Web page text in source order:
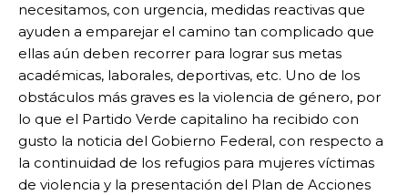
necesitamos, con urgencia, medidas reactivas que
ayuden a emparejar el camino tan complicado que
ellas aún deben recorrer para lograr sus metas
académicas, laborales, deportivas, etc. Uno de los
obstáculos más graves es la violencia de género, por
lo que el Partido Verde capitalino ha recibido con
gusto la noticia del Gobierno Federal, con respecto a
la continuidad de los refugios para mujeres víctimas
de violencia y la presentación del Plan de Acciones